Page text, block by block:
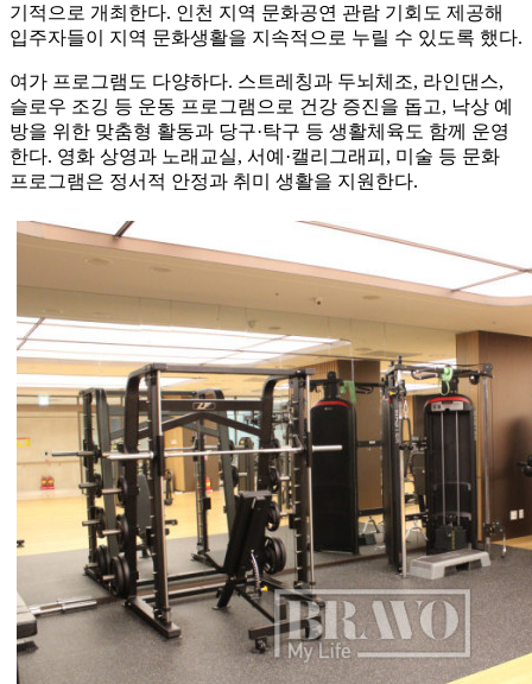
기적으로 개최한다. 인천 지역 문화공연 관람 기회도 제공해
입주자들이 지역 문화생활을 지속적으로 누릴 수 있도록 했다.
여가 프로그램도 다양하다. 스트레칭과 두뇌체조, 라인댄스,
슬로우 조깅 등 운동 프로그램으로 건강 증진을 돕고, 낙상 예
방을 위한 맞춤형 활동과 당구·탁구 등 생활체육도 함께 운영
한다. 영화 상영과 노래교실, 서예·캘리그래피, 미술 등 문화
프로그램은 정서적 안정과 취미 생활을 지원한다.